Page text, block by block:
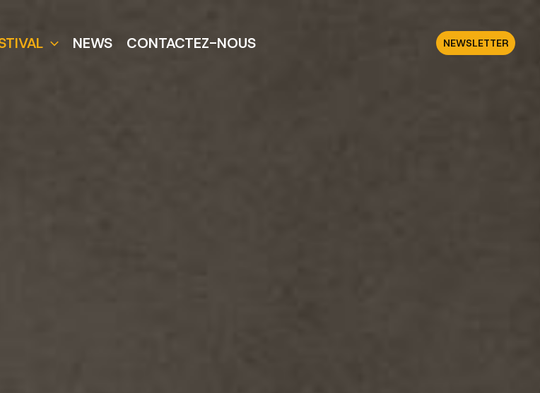
NEWS CONTACTEZ-NOUS NEWSLETTER